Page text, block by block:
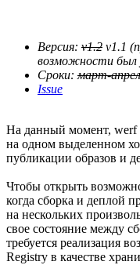
Версия: v1.2 v1.1
возможности был
Сроки: март-
Issue
На данный момент, werf
на одном выделенном
публикации образов и
Чтобы открыть
когда сборка и деплой
на нескольких
свое состояние между
требуется реализация
Registry в качестве